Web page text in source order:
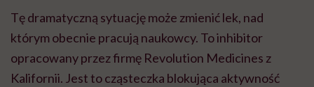
Tę dramatyczną sytuację może zmienić lek, nad
którym obecnie pracują naukowcy. To inhibitor
opracowany przez firmę Revolution Medicines z
Kalifornii. Jest to cząsteczka blokująca aktywność